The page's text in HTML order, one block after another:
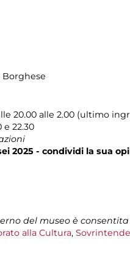
Borghese
20.00 alle 2.00 (ultimo
22.30
2025 - condividi la sua
del museo è
alla Cultura,